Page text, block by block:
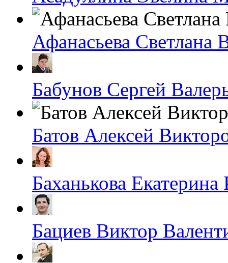
Афанасьева Светлана
Бабунов Сергей
Батов Алексей
Баханькова
Бациев Виктор